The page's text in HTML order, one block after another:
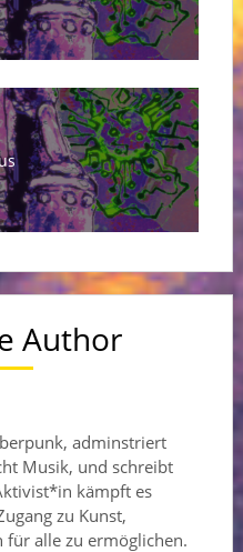
Author
adminstriert
Musik, und schreibt
kämpft es
zu Kunst,
für alle zu ermöglichen.